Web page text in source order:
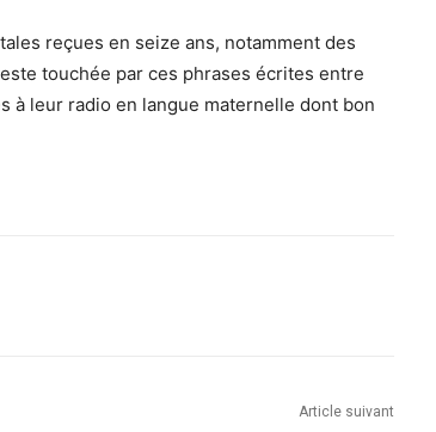
reçues en seize ans, notamment des
touchée par ces phrases écrites entre
à leur radio en langue maternelle dont bon
Article suivant